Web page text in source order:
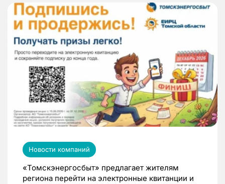
Новости компаний
«Томскэнергосбыт» предлагает жителям
региона перейти на электронные квитанции и